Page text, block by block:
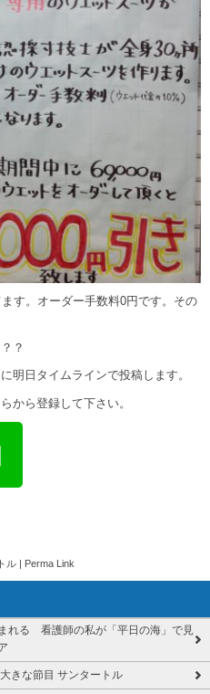
す。オーダー手数料0円です。その
？
明日タイムラインで投稿します。
から登録して下さい。
ル | Perma Link
れる 看護師の私が「平日の海」で見
きな節目 サンタートル